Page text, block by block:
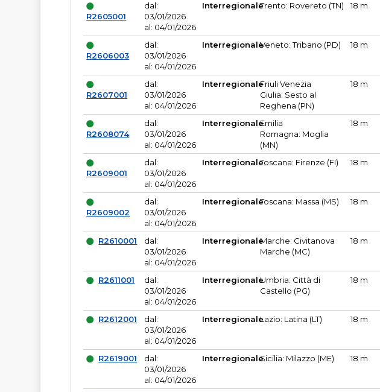
R2605001
dal:
03/01/2026
al: 04/01/2026
InterregionaleTrento: Rovereto (TN) 18 m
R2606003
dal:
03/01/2026
al: 04/01/2026
InterregionaleVeneto: Tribano (PD) 18 m
R2607001
dal:
03/01/2026
al: 04/01/2026
InterregionaleFriuli Venezia
Giulia: Sesto al
Reghena (PN)
18 m
R2608074
dal:
03/01/2026
al: 04/01/2026
InterregionaleEmilia
Romagna: Moglia
(MN)
18 m
R2609001
dal:
03/01/2026
al: 04/01/2026
InterregionaleToscana: Firenze (FI) 18 m
R2609002
dal:
03/01/2026
al: 04/01/2026
InterregionaleToscana: Massa (MS) 18 m
R2610001
dal:
03/01/2026
al: 04/01/2026
InterregionaleMarche: Civitanova
Marche (MC)
18 m
R2611001
dal:
03/01/2026
al: 04/01/2026
InterregionaleUmbria: Città di
Castello (PG)
18 m
R2612001
dal:
03/01/2026
al: 04/01/2026
InterregionaleLazio: Latina (LT) 18 m
R2619001
dal:
03/01/2026
al: 04/01/2026
InterregionaleSicilia: Milazzo (ME) 18 m